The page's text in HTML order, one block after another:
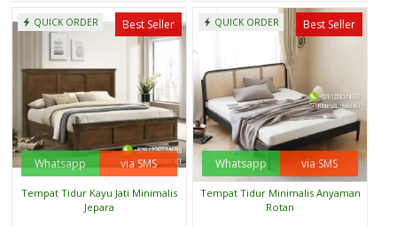
Best Seller
QUICK ORDER
Whatsapp via SMS
Tempat Tidur Kayu Jati Minimalis
Jepara
Best Seller
QUICK ORDER
Whatsapp via SMS
Tempat Tidur Minimalis Anyaman
Rotan